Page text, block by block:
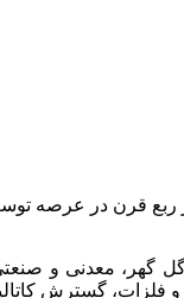
ربع قرن در
گهر، معدنی و
و فلزات، گسترش